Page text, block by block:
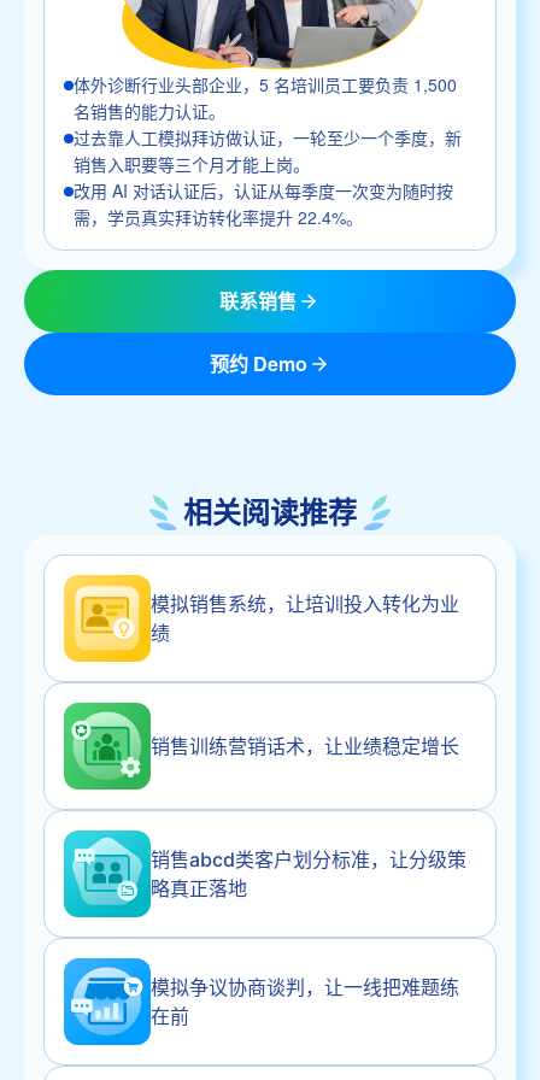
体外诊断行业头部企业，5 名培训员工要负责 1,500
名销售的能力认证。
过去靠人工模拟拜访做认证，一轮至少一个季度，新
销售入职要等三个月才能上岗。
改用 AI 对话认证后，认证从每季度一次变为随时按
需，学员真实拜访转化率提升 22.4%。
联系销售
预约 Demo
相关阅读推荐
模拟销售系统，让培训投入转化为业
绩
销售训练营销话术，让业绩稳定增长
销售abcd类客户划分标准，让分级策
略真正落地
模拟争议协商谈判，让一线把难题练
在前